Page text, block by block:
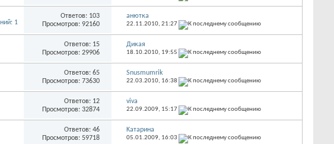
Ответов: 103
Просмотров: 92160
анютка
22.11.2010, 21:27
Ответов: 15
Просмотров: 29906
Дикая
18.10.2010, 19:55
Ответов: 65
Просмотров: 73630
Snusmumrik
22.03.2010, 16:38
Ответов: 12
Просмотров: 32874
viva
22.09.2009, 15:17
Ответов: 46
Просмотров: 59718
Kатарина
05.01.2009, 16:03